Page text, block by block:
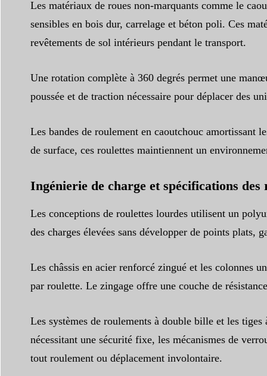
Les matériaux de roues non-marquants comme le
sensibles en bois dur, carrelage et béton poli. Ces
revêtements de sol intérieurs pendant le transport.
Une rotation complète à 360 degrés permet une
poussée et de traction nécessaire pour déplacer des
Les bandes de roulement en caoutchouc amortissant
de surface, ces roulettes maintiennent un
Ingénierie de charge et spécifications des
Les conceptions de roulettes lourdes utilisent un
des charges élevées sans développer de points plats,
Les châssis en acier renforcé zingué et les colonnes
par roulette. Le zingage offre une couche de
Les systèmes de roulements à double bille et les
nécessitant une sécurité fixe, les mécanismes de
tout roulement ou déplacement involontaire.